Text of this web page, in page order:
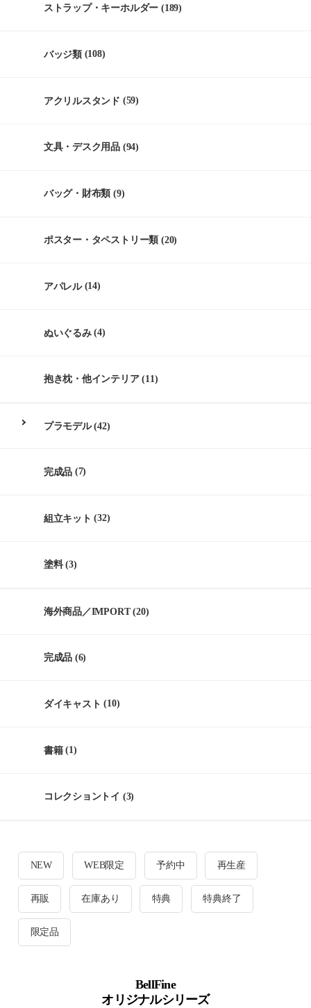
ストラップ・キーホルダー (189)
バッジ類(108)
アクリルスタンド (59)
文具・デスク用品 (94)
バッグ・財布類 (9)
ポスター・タペストリー類 (20)
アパレル(14)
ぬいぐるみ(4)
抱き枕・他インテリア(11)
プラモデル(42)
完成品 (7)
組立キット (32)
塗料(3)
海外商品／IMPORT(20)
完成品 (6)
ダイキャスト (10)
書籍(1)
コレクショントイ (3)
NEW WEB限定 予約中 再生産
再販 在庫あり 特典 特典終了
限定品
BellFine
オリジナルシリーズ